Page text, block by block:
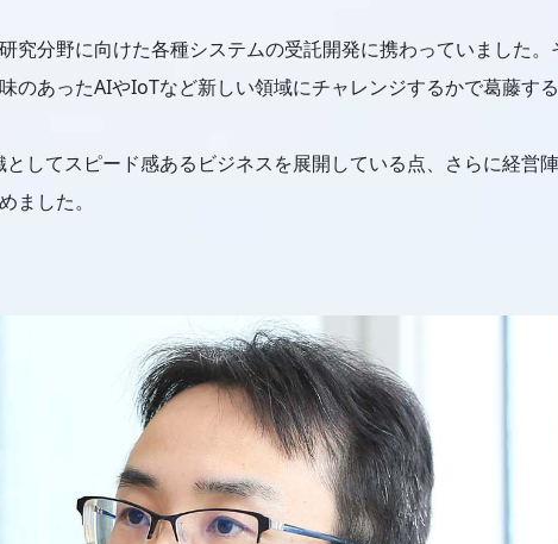
究分野に向けた各種システムの受託開発に携わっていました
のあったAIやIoTなど新しい領域にチャレンジするかで葛藤す
してスピード感あるビジネスを展開している点、さらに経営
ました。